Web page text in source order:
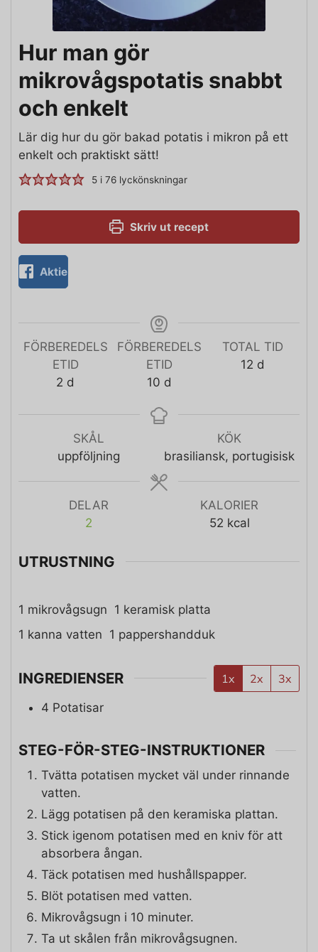
Hur man gör
mikrovågspotatis snabbt
och enkelt
Lär dig hur du gör bakad potatis i mikron på ett
enkelt och praktiskt sätt!
5 i76 lyckönskningar
Skriv ut recept
Aktie
FÖRBEREDELS
ETID
2 d
FÖRBEREDELS
ETID
10 d
TOTAL TID
12 d
SKÅL
uppföljning
KÖK
brasiliansk, portugisisk
DELAR
2
KALORIER
52 kcal
UTRUSTNING
1 mikrovågsugn 1 keramisk platta
1 kanna vatten 1 pappershandduk
INGREDIENSER 1x 2x 3x
4 Potatisar
STEG-FÖR-STEG-INSTRUKTIONER
Tvätta potatisen mycket väl under rinnande
vatten.
Lägg potatisen på den keramiska plattan.
Stick igenom potatisen med en kniv för att
absorbera ångan.
Täck potatisen med hushållspapper.
Blöt potatisen med vatten.
Mikrovågsugn i 10 minuter.
Ta ut skålen från mikrovågsugnen.